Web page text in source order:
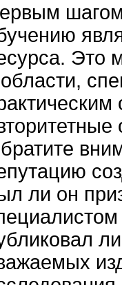
Это
ли он